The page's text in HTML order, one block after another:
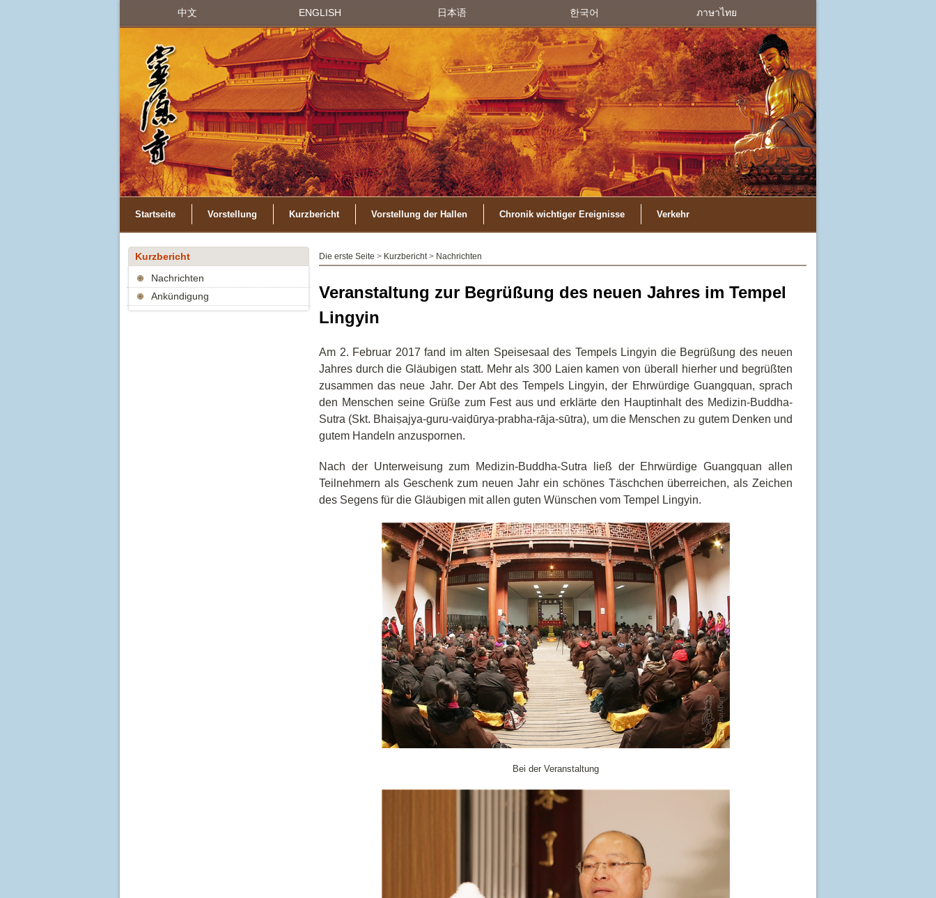
中文 ENGLISH 日本语 한국어 ภาษาไทย
Startseite Vorstellung Kurzbericht Vorstellung der Hallen Chronik wichtiger Ereignisse Verkehr
Kurzbericht
Nachrichten
Ankündigung
Die erste Seite > Kurzbericht> Nachrichten
Veranstaltung zur Begrüßung des neuen Jahres im Tempel
Lingyin
Am 2. Februar 2017 fand im alten Speisesaal des Tempels Lingyin die Begrüßung des neuen
Jahres durch die Gläubigen statt. Mehr als 300 Laien kamen von überall hierher und begrüßten
zusammen das neue Jahr. Der Abt des Tempels Lingyin, der Ehrwürdige Guangquan, sprach
den Menschen seine Grüße zum Fest aus und erklärte den Hauptinhalt des Medizin-Buddha-
Sutra (Skt. Bhaiṣajya-guru-vaiḍūrya-prabha-rāja-sūtra), um die Menschen zu gutem Denken und
gutem Handeln anzuspornen.
Nach der Unterweisung zum Medizin-Buddha-Sutra ließ der Ehrwürdige Guangquan allen
Teilnehmern als Geschenk zum neuen Jahr ein schönes Täschchen überreichen, als Zeichen
des Segens für die Gläubigen mit allen guten Wünschen vom Tempel Lingyin.
Bei der Veranstaltung